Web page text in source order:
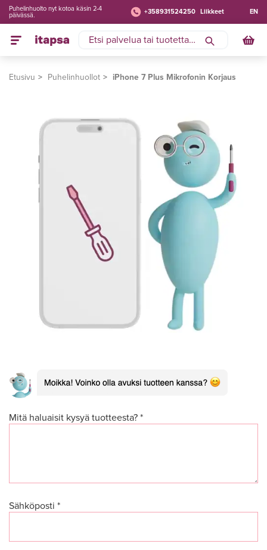
+358931524250 Liikkeet
Puhelinhuolto nyt kotoa käsin 2-4
päivässä.
EN
Etusivu Puhelinhuollot iPhone 7 Plus Mikrofonin Korjaus
Mitä haluaisit kysyä tuotteesta? *
Sähköposti *